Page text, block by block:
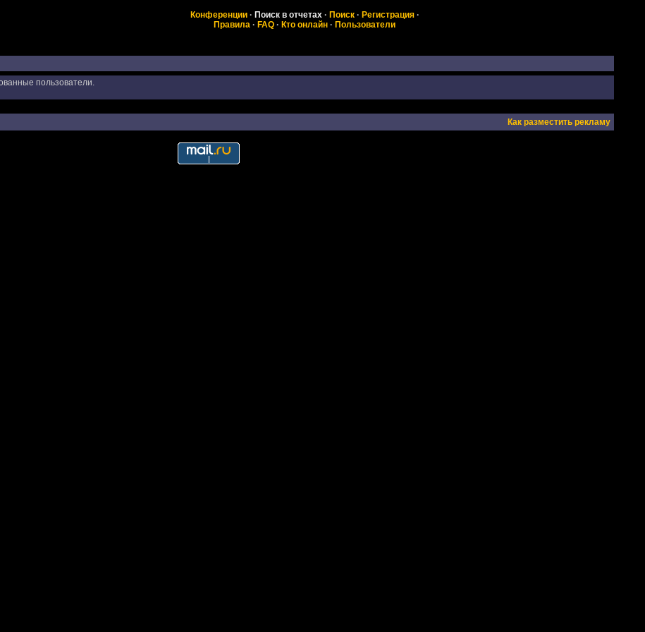
Конференции· Поиск в отчетах· Поиск· Регистрация·
Правила · FAQ · Кто онлайн · Пользователи
пользователи.
Как разместить рекламу